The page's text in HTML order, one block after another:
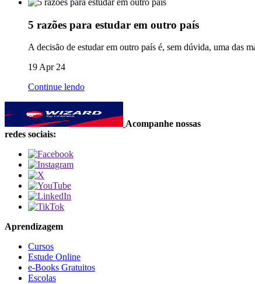
5 razões para estudar em outro país
A decisão de estudar em outro país é, sem dúvida, uma das
19 Apr 24
Continue lendo
Acompanhe nossas
redes sociais:
Aprendizagem
Cursos
Estude Online
e-Books Gratuitos
Escolas